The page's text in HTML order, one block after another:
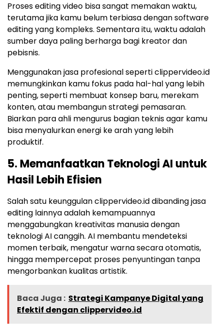
Proses editing video bisa sangat memakan waktu,
terutama jika kamu belum terbiasa dengan software
editing yang kompleks. Sementara itu, waktu adalah
sumber daya paling berharga bagi kreator dan
pebisnis.
Menggunakan jasa profesional seperti clippervideo.id
memungkinkan kamu fokus pada hal-hal yang lebih
penting, seperti membuat konsep baru, merekam
konten, atau membangun strategi pemasaran.
Biarkan para ahli mengurus bagian teknis agar kamu
bisa menyalurkan energi ke arah yang lebih
produktif.
5. Memanfaatkan Teknologi AI untuk
Hasil Lebih Efisien
Salah satu keunggulan clippervideo.id dibanding jasa
editing lainnya adalah kemampuannya
menggabungkan kreativitas manusia dengan
teknologi AI canggih. AI membantu mendeteksi
momen terbaik, mengatur warna secara otomatis,
hingga mempercepat proses penyuntingan tanpa
mengorbankan kualitas artistik.
Baca Juga : Strategi Kampanye Digital yang
Efektif dengan clippervideo.id